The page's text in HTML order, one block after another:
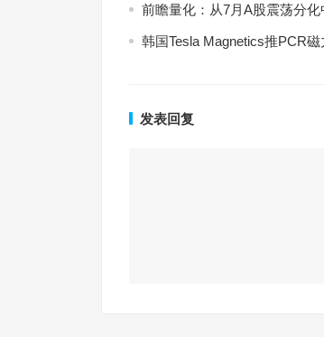
前瞻量化：从7月A股震荡分
韩国Tesla Magnetics推PCR
发表回复